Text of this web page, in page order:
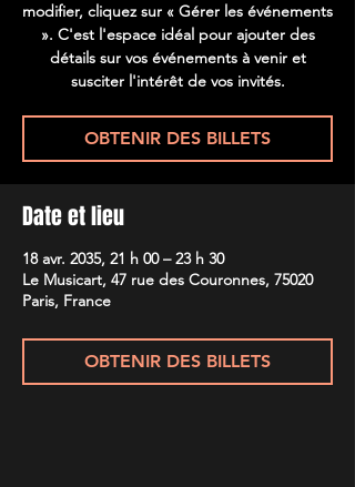
modifier, cliquez sur « Gérer les événements
». C'est l'espace idéal pour ajouter des
détails sur vos événements à venir et
susciter l'intérêt de vos invités.
OBTENIR DES BILLETS
Date et lieu
18 avr. 2035, 21 h 00 – 23 h 30
Le Musicart, 47 rue des Couronnes, 75020
Paris, France
OBTENIR DES BILLETS